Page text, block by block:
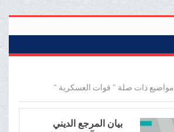
مواضيع ذات صلة " قوات العسكرية "
بیان المرجع الدیني